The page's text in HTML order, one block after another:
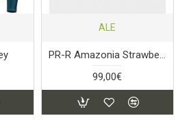
ALE
PR-R Amazonia Strawberry
99,00€